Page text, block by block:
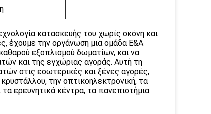
κατασκευής του χωρίς σκόνη και
έχουμε την οργάνωση μια ομάδα Ε&Α
εξοπλισμού δωματίων, και να
και της εγχώριας αγοράς. Αυτή τη
στις εσωτερικές και ξένες αγορές,
την οπτικοηλεκτρονική, τα
τα ερευνητικά κέντρα, τα πανεπιστήμια